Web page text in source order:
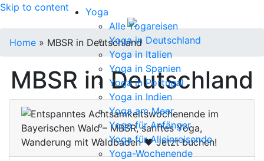
Skip to content
Yoga
Alle Yogareisen
Yoga in Deutschland
Yoga in Italien
Yoga in Spanien
Yoga in Portugal
Yoga in Indien
Yoga am Meer
Yoga für Anfänger
Yoga für Alleinreisende
Yoga-Wochenende
Home » MBSR in Deutschland
MBSR in Deutschland